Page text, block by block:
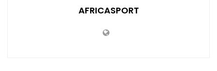
AFRICASPORT